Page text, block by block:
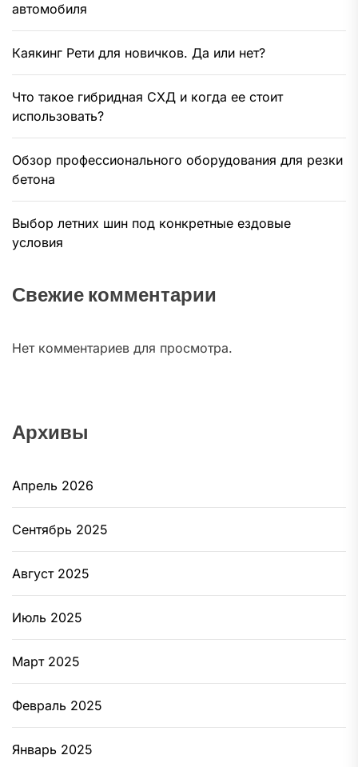
автомобиля
Каякинг Рети для новичков. Да или нет?
Что такое гибридная СХД и когда ее стоит
использовать?
Обзор профессионального оборудования для резки
бетона
Выбор летних шин под конкретные ездовые
условия
Свежие комментарии
Нет комментариев для просмотра.
Архивы
Апрель 2026
Сентябрь 2025
Август 2025
Июль 2025
Март 2025
Февраль 2025
Январь 2025